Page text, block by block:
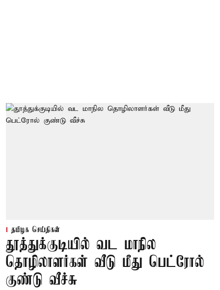
தமிழக செய்திகள்
தூத்துக்குடியில் வட மாநில
தொழிலாளர்கள் வீடு மீது பெட்ரோல்
குண்டு வீச்சு